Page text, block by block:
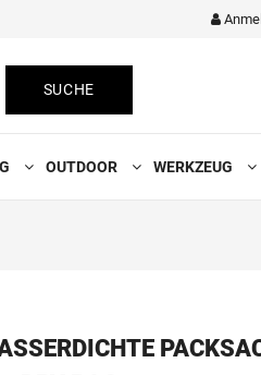
SUCHE
OUTDOOR WERKZEUG